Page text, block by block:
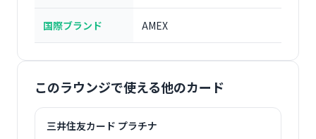
国際ブランド AMEX
このラウンジで使える他のカード
三井住友カード プラチナ